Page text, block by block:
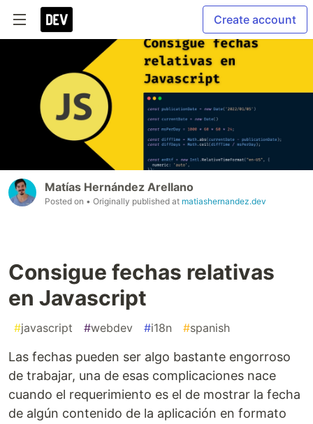
Create account
Matías Hernández Arellano
Posted on • Originally published at matiashernandez.dev
Consigue fechas relativas
en Javascript
#javascript #webdev #i18n #spanish
Las fechas pueden ser algo bastante engorroso
de trabajar, una de esas complicaciones nace
cuando el requerimiento es el de mostrar la fecha
de algún contenido de la aplicación en formato